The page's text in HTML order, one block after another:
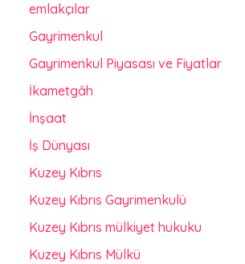
emlakçılar
Gayrimenkul
Gayrimenkul Piyasası ve Fiyatlar
İkametgâh
İnşaat
İş Dünyası
Kuzey Kıbrıs
Kuzey Kıbrıs Gayrimenkulü
Kuzey Kıbrıs mülkiyet hukuku
Kuzey Kıbrıs Mülkü